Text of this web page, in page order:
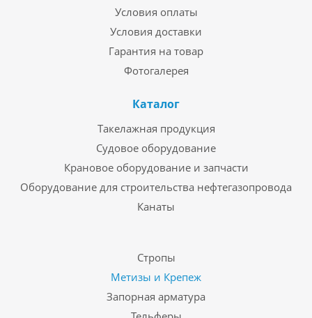
Условия оплаты
Условия доставки
Гарантия на товар
Фотогалерея
Каталог
Такелажная продукция
Судовое оборудование
Крановое оборудование и запчасти
Оборудование для строительства нефтегазопровода
Канаты
Стропы
Метизы и Крепеж
Запорная арматура